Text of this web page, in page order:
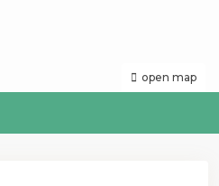
open map